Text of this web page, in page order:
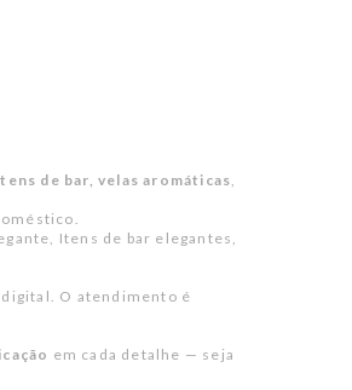
de bar, velas aromáticas,
Itens de bar elegantes,
O atendimento é
em cada detalhe — seja